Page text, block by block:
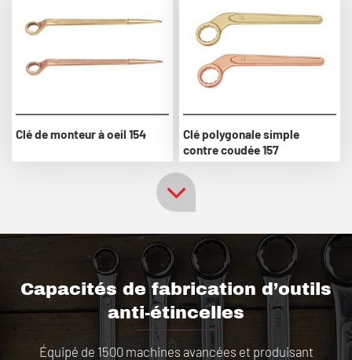
Clé de monteur à oeil 154
Clé polygonale simple
contre coudée 157
Capacités de fabrication d’outils
anti-étincelles
Équipé de 1500 machines avancées et produisant